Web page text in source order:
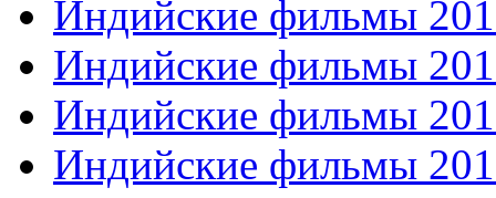
Индийские фильмы
Индийские фильмы
Индийские фильмы
Индийские фильмы